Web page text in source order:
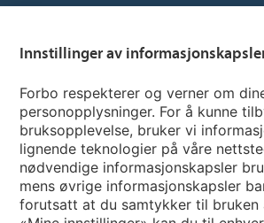
Hjemmeside per land
Velg land
My Forbo
INFORMASJON COVID-19
Support - Ansvarsfraskrivelse
Innstillinger av
Forbo respekterer og verner om
personopplysninger. For å kunne
bruksopplevelse, bruker vi
lignende teknologier på våre
nødvendige informasjonskapsler
mens øvrige informasjonskapsler
forutsatt at du samtykker til bruken